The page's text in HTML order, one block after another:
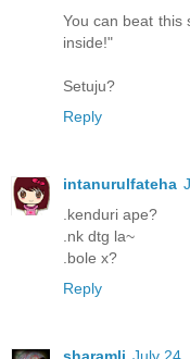
You can beat this
inside!"
Setuju?
Reply
intanurulfateha
.kenduri ape?
.nk dtg la~
.bole x?
Reply